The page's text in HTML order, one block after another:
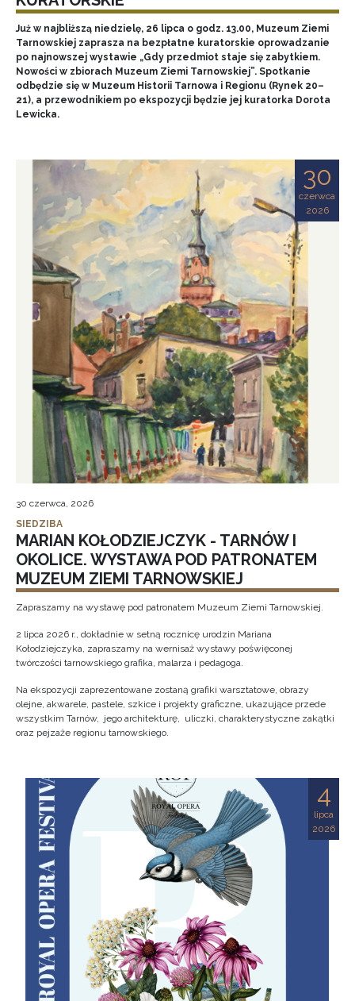
Już w najbliższą niedzielę, 26 lipca o godz. 13.00, Muzeum Ziemi
Tarnowskiej zaprasza na bezpłatne kuratorskie oprowadzanie
po najnowszej wystawie „Gdy przedmiot staje się zabytkiem.
Nowości w zbiorach Muzeum Ziemi Tarnowskiej”. Spotkanie
odbędzie się w Muzeum Historii Tarnowa i Regionu (Rynek 20–
21), a przewodnikiem po ekspozycji będzie jej kuratorka Dorota
Lewicka.
30
czerwca
2026
30 czerwca, 2026
SIEDZIBA
MARIAN KOŁODZIEJCZYK - TARNÓW I
OKOLICE. WYSTAWA POD PATRONATEM
MUZEUM ZIEMI TARNOWSKIEJ
Zapraszamy na wystawę pod patronatem Muzeum Ziemi Tarnowskiej.
2 lipca 2026 r., dokładnie w setną rocznicę urodzin Mariana
Kołodziejczyka, zapraszamy na wernisaż wystawy poświęconej
twórczości tarnowskiego grafika, malarza i pedagoga.
Na ekspozycji zaprezentowane zostaną grafiki warsztatowe, obrazy
olejne, akwarele, pastele, szkice i projekty graficzne, ukazujące przede
wszystkim Tarnów, jego architekturę, uliczki, charakterystyczne zakątki
oraz pejzaże regionu tarnowskiego.
4
lipca
2026